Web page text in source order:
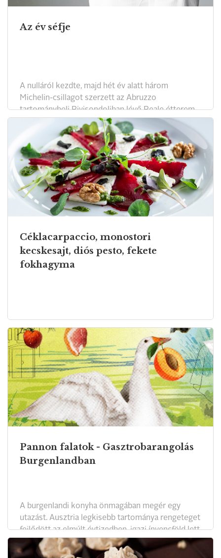
Az év séfje
A nulláról kezdte, majd hét év alatt három
Michelin-csillagot szerzett az Abruzzo
tartománybeli Rivisondoliban lévő Reale étterem
séfjeként. Aztán séfiskolát nyitott, kísérleti
éttermeket indított, egy római kórházban pedig
mintakonyhát működtet. Az idei Madrid Fusión
nemzetközi gasztronómiai konferencián Niko
Romitónak ítélték „Az év séfje” díjat.
Céklacarpaccio, monostori
kecskesajt, diós pesto, fekete
fokhagyma
Pannon falatok - Gasztrobarangolás
Burgenlandban
A burgenlandi konyha önmagában megér egy
utazást. Ausztria legkisebb tartománya rengeteget
fejlődött az elmúlt évtizedben, igazi ínyencföld lett
remek éttermekkel, pincészetekkel, családi
gazdaságokkal.